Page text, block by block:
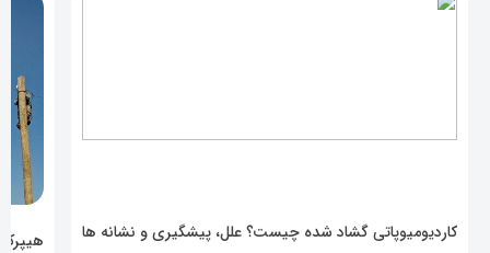
کاردیومیوپاتی گشاد شده چیست؟ علل، پیشگیری و نشانه ها